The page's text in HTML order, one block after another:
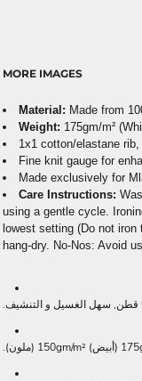
MORE IMAGES
Material: Made from
Weight: 175gm/m²
1x1 cotton/elastane
Fine knit gauge for
Made exclusively for
Care Instructions:
using a gentle cycle.
lowest setting (Do not
hang-dry. No-Nos: Avoid